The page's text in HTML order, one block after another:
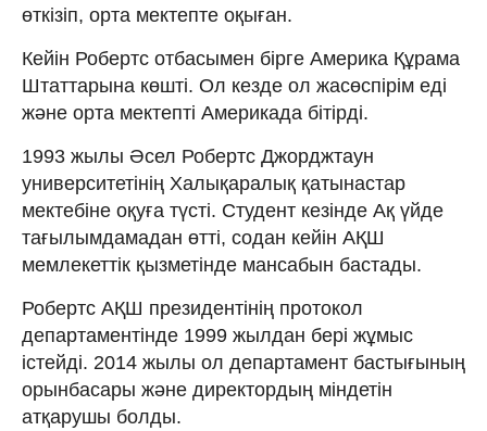
өткізіп, орта мектепте оқыған.
Кейін Робертс отбасымен бірге Америка Құрама
Штаттарына көшті. Ол кезде ол жасөспірім еді
және орта мектепті Америкада бітірді.
1993 жылы Әсел Робертс Джорджтаун
университетінің Халықаралық қатынастар
мектебіне оқуға түсті. Студент кезінде Ақ үйде
тағылымдамадан өтті, содан кейін АҚШ
мемлекеттік қызметінде мансабын бастады.
Робертс АҚШ президентінің протокол
департаментінде 1999 жылдан бері жұмыс
істейді. 2014 жылы ол департамент бастығының
орынбасары және директордың міндетін
атқарушы болды.